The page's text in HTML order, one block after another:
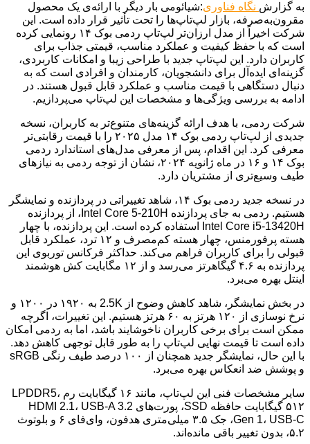
به گزارش نگاه فناوری:شیائومی بار دیگر با ارائه‌ی یک محصول
مقرون‌به‌صرفه، بازار لپ‌تاپ‌ها را تحت تأثیر قرار داده است. این
شرکت اخیراً از مدل ارزان‌تر لپ‌تاپ ردمی بوک ۱۴ رونمایی کرده
است که با حفظ کیفیت و عملکرد مناسب، قیمتی جذاب برای
کاربران دارد. این لپ‌تاپ جدید با طراحی زیبا و امکانات کاربردی،
گزینه‌ای ایده‌آل برای دانشجویان، کارمندان و افرادی است که به
دنبال دستگاهی با قیمت مناسب و عملکرد قابل قبول هستند. در
ادامه به بررسی ویژگی‌ها و مشخصات این لپ‌تاپ می‌پردازیم.
شرکت ردمی، با هدف ارائه گزینه‌های متنوع‌تر به کاربران، نسخه
جدیدی از لپ‌تاپ ردمی بوک ۱۴ مدل ۲۰۲۵ را با قیمت رقابتی‌تر
معرفی کرد. این اقدام، پس از معرفی مدل‌های استاندارد ردمی
بوک ۱۴ و ۱۶ در ماه ژانویه ۲۰۲۴، نشان از توجه ردمی به نیازهای
طیف وسیع‌تری از مشتریان دارد.
در نسخه جدید ردمی بوک ۱۴، شاهد تغییراتی در پردازنده و نمایشگر
هستیم. ردمی به جای پردازنده Intel Core 5-210H، از پردازنده
Intel Core i5-13420H استفاده کرده است. این پردازنده، با چهار
هسته پرفورمنس، چهار هسته کم‌مصرف و ۱۲ ترد، عملکرد قابل
قبولی را برای کاربران فراهم می‌کند. حداکثر فرکانس توربوی این
پردازنده به ۴.۶ گیگاهرتز می‌رسد و از ۱۲ مگابایت کش هوشمند
اینتل بهره می‌برد.
در بخش نمایشگر، شاهد کاهش وضوح از 2.5K به ۱۹۲۰ در ۱۲۰۰ و
نرخ نوسازی از ۱۲۰ هرتز به ۶۰ هرتز هستیم. این تغییرات، اگرچه
ممکن است برای برخی کاربران ناخوشایند باشد، اما به ردمی امکان
داده است تا قیمت نهایی لپ‌تاپ را به طور قابل توجهی کاهش دهد.
با این حال، نمایشگر جدید همچنان از ۱۰۰ درصد طیف رنگی sRGB
و پوشش ضد انعکاس بهره می‌برد.
سایر مشخصات فنی این لپ‌تاپ، مانند ۱۶ گیگابایت رم LPDDR5،
۵۱۲ گیگابایت حافظه SSD، پورت‌های HDMI 2.1، USB-A 3.2
Gen 1، USB-C، جک ۳.۵ میلی‌متری هدفون، وای‌فای ۶ و بلوتوث
۵.۲، بدون تغییر باقی مانده‌اند.